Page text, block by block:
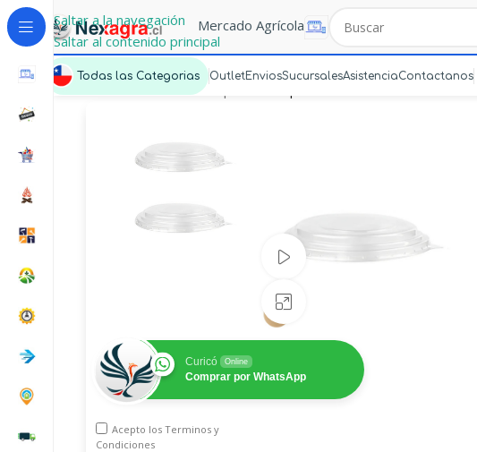
Saltar a la navegación
Saltar al contenido principal
Mercado Agrícola
Todas las Categorias Outlet EnviosSucursalesAsistenciaContactanos
Mercado Express Tapa Bowl Kraft 500-750-1000 cc
Ver video
Curicó Online
Comprar por WhatsApp
Acepto los Terminos y
Condiciones